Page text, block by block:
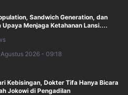
Sandwich Generation, dan
Upaya Menjaga Ketahanan Lansi....
2026 - 09:18
Kebisingan, Dokter Tifa Hanya Bicara
Jokowi di Pengadilan